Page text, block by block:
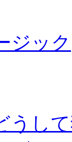
ジック
うし